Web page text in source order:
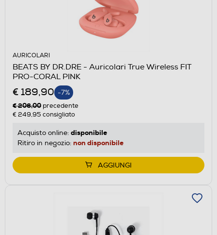
AURICOLARI
BEATS BY DR.DRE - Auricolari True Wireless FIT
PRO-CORAL PINK
€ 189,90 -7%
€ 206,00 precedente
€ 249,95 consigliato
Acquisto online: disponibile
Ritiro in negozio: non disponibile
AGGIUNGI